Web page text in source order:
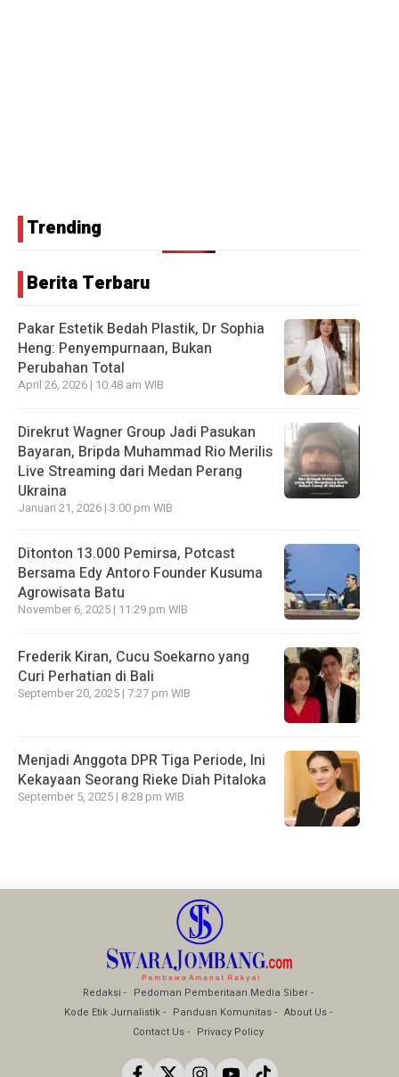
Trending
Berita Terbaru
Pakar Estetik Bedah Plastik, Dr Sophia
Heng: Penyempurnaan, Bukan
Perubahan Total
April 26, 2026 | 10:48 am WIB
Direkrut Wagner Group Jadi Pasukan
Bayaran, Bripda Muhammad Rio Merilis
Live Streaming dari Medan Perang
Ukraina
Januari 21, 2026 | 3:00 pm WIB
Ditonton 13.000 Pemirsa, Potcast
Bersama Edy Antoro Founder Kusuma
Agrowisata Batu
November 6, 2025 | 11:29 pm WIB
Frederik Kiran, Cucu Soekarno yang
Curi Perhatian di Bali
September 20, 2025 | 7:27 pm WIB
Menjadi Anggota DPR Tiga Periode, Ini
Kekayaan Seorang Rieke Diah Pitaloka
September 5, 2025 | 8:28 pm WIB
Redaksi
Pedoman Pemberitaan Media Siber
Kode Etik Jurnalistik
Panduan Komunitas
About Us
Contact Us
Privacy Policy